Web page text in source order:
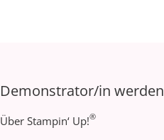
Demonstrator/in werden
Über Stampin‘ Up!®